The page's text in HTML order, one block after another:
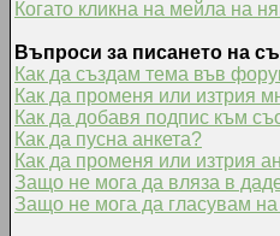
Когато кликна на мейла на
Въпроси за писането на
Как да създам тема във
Как да променя или изтрия
Как да добавя подпис към
Как да пусна анкета?
Как да променя или изтрия
Защо не мога да вляза в
Защо не мога да гласувам